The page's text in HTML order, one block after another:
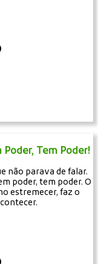
Poder, Tem Poder!
não parava de falar.
poder, tem poder. O
estremecer, faz o